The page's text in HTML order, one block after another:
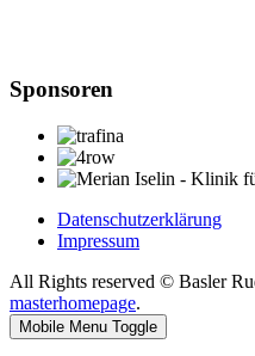
Sponsoren
Datenschutzerklärung
Impressum
All Rights reserved © Basler
masterhomepage.
Mobile Menu Toggle